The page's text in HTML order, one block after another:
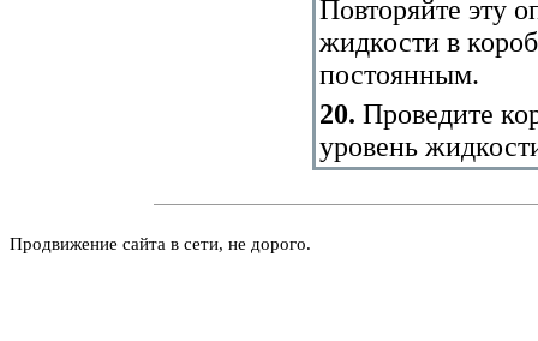
Повторяйте эту
жидкости в
постоянным.
20. Проведите
уровень
Продвижение сайта в сети, не дорого.